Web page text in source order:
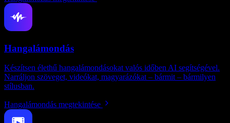
Hangalámondás
Készítsen élethű hangalámondásokat valós időben AI segítségével.
Narráljon szöveget, videókat, magyarázókat – bármit – bármilyen
stílusban.
Hangalámondás megtekintése